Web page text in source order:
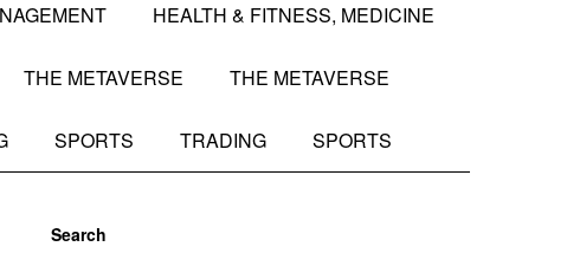
HEALTH & FITNESS, MEDICINE
THE METAVERSE THE METAVERSE
SPORTS TRADING SPORTS
Search